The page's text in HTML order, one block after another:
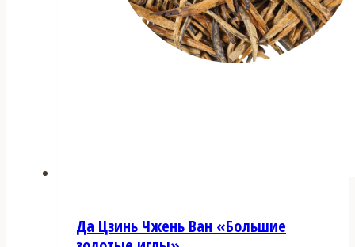
Да Цзинь Чжень Ван «Большие